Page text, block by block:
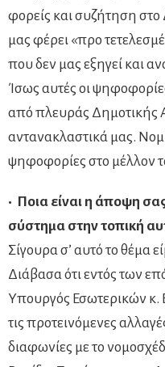
φορείς και συζήτηση
μας φέρει «προ
που δεν μας εξηγεί και
Ίσως αυτές οι
από πλευράς Δημοτικής
αντανακλαστικά μας.
ψηφοφορίες στο μέλλον
• Ποια είναι η άποψη
σύστημα στην τοπική
Σίγουρα σ’ αυτό το θέμα
Διάβασα ότι εντός των
Υπουργός Εσωτερικών κ.
τις προτεινόμενες
διαφωνίες με το